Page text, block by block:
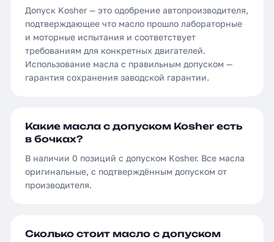
Допуск Kosher — это одобрение автопроизводителя,
подтверждающее что масло прошло лабораторные
и моторные испытания и соответствует
требованиям для конкретных двигателей.
Использование масла с правильным допуском —
гарантия сохранения заводской гарантии.
Какие масла с допуском Kosher есть
в бочках?
В наличии 0 позиций с допуском Kosher. Все масла
оригинальные, с подтверждённым допуском от
производителя.
Сколько стоит масло с допуском